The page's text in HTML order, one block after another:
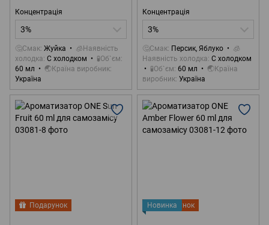
Концентрація
3%
🤔Смак Жуйка
🧊Наявність
холодка С холодком
🧪Об`єм
60 мл
🌏Країна виробник
Україна
Концентрація
3%
🤔Смак Персик, Яблуко
🧊
Наявність холодка С холодком
🧪Об`єм 60 мл
🌏Країна
виробник Україна
Подарунок Подарунок
Новинка